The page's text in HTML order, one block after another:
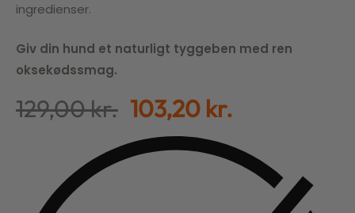
ingredienser.
Giv din hund et naturligt tyggeben med ren
oksekødssmag.
129,00kr. 103,20 kr.